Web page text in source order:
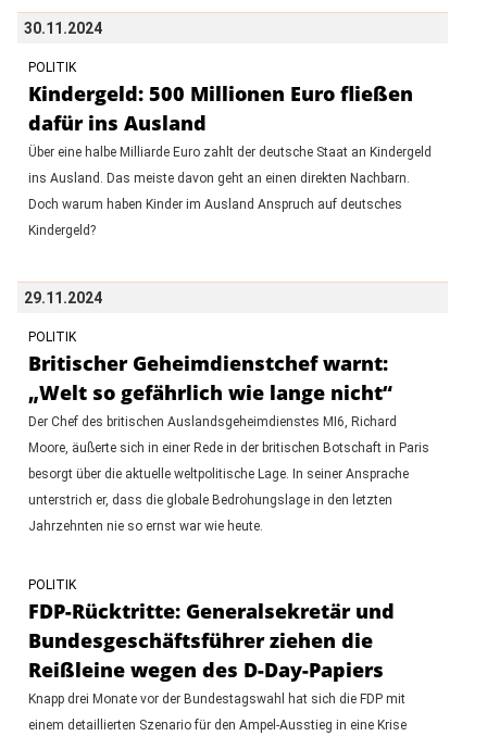
30.11.2024
POLITIK
Kindergeld: 500 Millionen Euro fließen
dafür ins Ausland
Über eine halbe Milliarde Euro zahlt der deutsche Staat an Kindergeld
ins Ausland. Das meiste davon geht an einen direkten Nachbarn.
Doch warum haben Kinder im Ausland Anspruch auf deutsches
Kindergeld?
29.11.2024
POLITIK
Britischer Geheimdienstchef warnt:
„Welt so gefährlich wie lange nicht“
Der Chef des britischen Auslandsgeheimdienstes MI6, Richard
Moore, äußerte sich in einer Rede in der britischen Botschaft in Paris
besorgt über die aktuelle weltpolitische Lage. In seiner Ansprache
unterstrich er, dass die globale Bedrohungslage in den letzten
Jahrzehnten nie so ernst war wie heute.
POLITIK
FDP-Rücktritte: Generalsekretär und
Bundesgeschäftsführer ziehen die
Reißleine wegen des D-Day-Papiers
Knapp drei Monate vor der Bundestagswahl hat sich die FDP mit
einem detaillierten Szenario für den Ampel-Ausstieg in eine Krise